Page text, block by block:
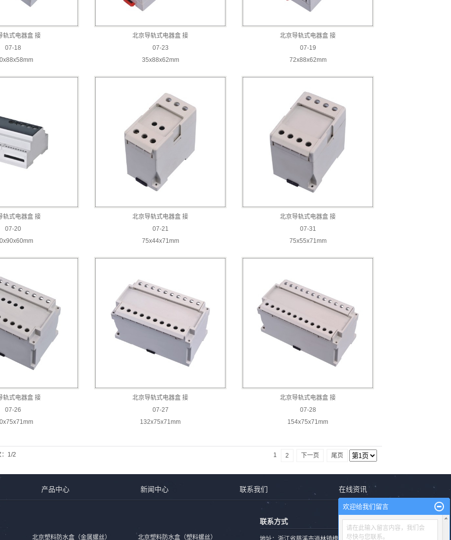
轨式电器盒 接
07-18
北京导轨式电器盒 接
07-23
35x88x62mm
北京导轨式电器盒 接
07-19
72x88x62mm
轨式电器盒 接
07-20
北京导轨式电器盒 接
07-21
75x44x71mm
北京导轨式电器盒 接
07-31
75x55x71mm
轨式电器盒 接
07-26
北京导轨式电器盒 接
07-27
132x75x71mm
北京导轨式电器盒 接
07-28
154x75x71mm
：1/2 1 2 下一页 尾页
产品中心 新闻中心 联系我们 在线资讯
北京塑料防水盒（金属螺丝） 北京塑料防水盒（塑料螺丝）
联系方式
欢迎给我们留言
请在此输入留言内容，我们会
尽快与您联系。